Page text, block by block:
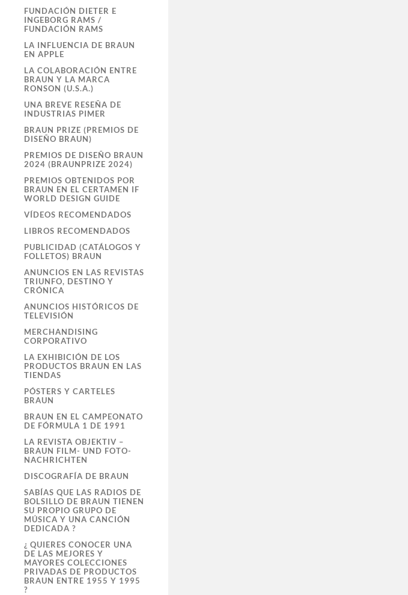
FUNDACIÓN DIETER E
INGEBORG RAMS /
FUNDACIÓN RAMS
LA INFLUENCIA DE BRAUN
EN APPLE
LA COLABORACIÓN ENTRE
BRAUN Y LA MARCA
RONSON (U.S.A.)
UNA BREVE RESEÑA DE
INDUSTRIAS PIMER
BRAUN PRIZE (PREMIOS DE
DISEÑO BRAUN)
PREMIOS DE DISEÑO BRAUN
2024 (BRAUNPRIZE 2024)
PREMIOS OBTENIDOS POR
BRAUN EN EL CERTAMEN IF
WORLD DESIGN GUIDE
VÍDEOS RECOMENDADOS
LIBROS RECOMENDADOS
PUBLICIDAD (CATÁLOGOS Y
FOLLETOS) BRAUN
ANUNCIOS EN LAS REVISTAS
TRIUNFO, DESTINO Y
CRÓNICA
ANUNCIOS HISTÓRICOS DE
TELEVISIÓN
MERCHANDISING
CORPORATIVO
LA EXHIBICIÓN DE LOS
PRODUCTOS BRAUN EN LAS
TIENDAS
PÓSTERS Y CARTELES
BRAUN
BRAUN EN EL CAMPEONATO
DE FÓRMULA 1 DE 1991
LA REVISTA OBJEKTIV –
BRAUN FILM- UND FOTO-
NACHRICHTEN
DISCOGRAFÍA DE BRAUN
SABÍAS QUE LAS RADIOS DE
BOLSILLO DE BRAUN TIENEN
SU PROPIO GRUPO DE
MÚSICA Y UNA CANCIÓN
DEDICADA ?
¿ QUIERES CONOCER UNA
DE LAS MEJORES Y
MAYORES COLECCIONES
PRIVADAS DE PRODUCTOS
BRAUN ENTRE 1955 Y 1995
?